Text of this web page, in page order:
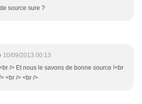
source sure ?
10/09/2013 00:13
/> Et nous le savons de bonne source !<br
<br /> <br />